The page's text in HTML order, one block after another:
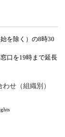
を除く）の8時30
口を19時まで延長
わせ（組織別）